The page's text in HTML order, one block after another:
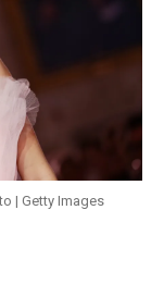
| Getty Images